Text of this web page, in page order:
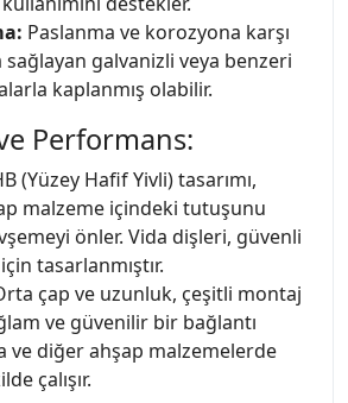
Paslanma ve korozyona karşı
galvanizli veya benzeri
kaplanmış olabilir.
Performans:
(Yüzey Hafif Yivli) tasarımı,
malzeme içindeki tutuşunu
önler. Vida dişleri, güvenli
tasarlanmıştır.
çap ve uzunluk, çeşitli montaj
ve güvenilir bir bağlantı
ve diğer ahşap malzemelerde
çalışır.